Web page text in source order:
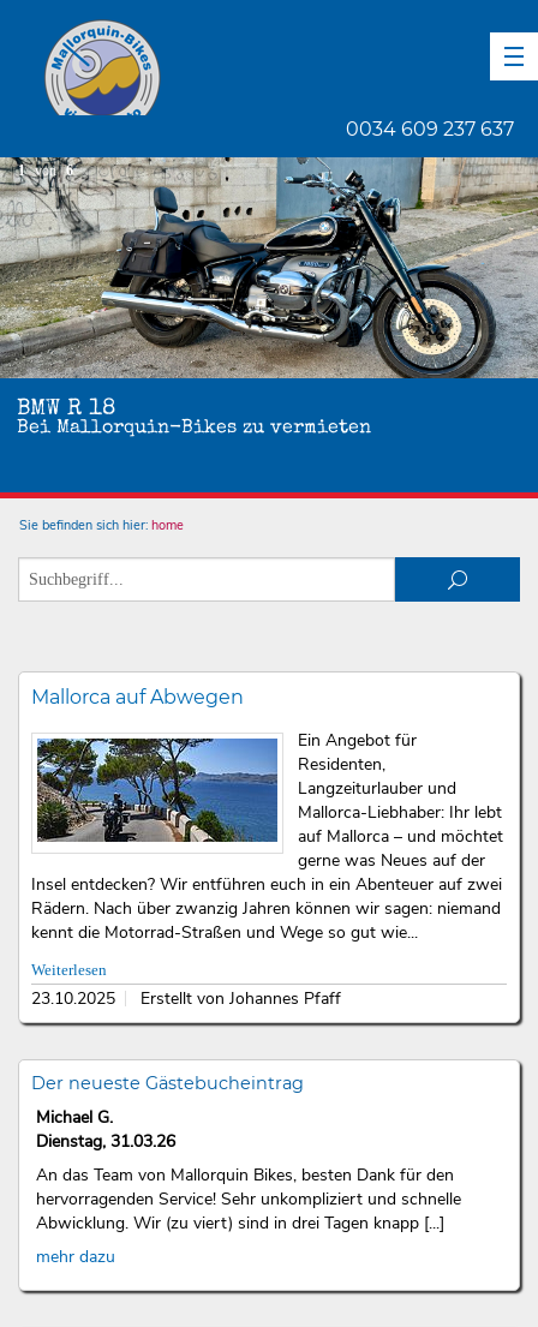
0034 609 237 637
BMW R 18
Bei Mallorquin-Bikes zu vermieten
1 von 6
Sie befinden sich hier: home
Mallorca auf Abwegen
Ein Angebot für
Residenten,
Langzeiturlauber und
Mallorca-Liebhaber: Ihr lebt
auf Mallorca – und möchtet
gerne was Neues auf der
Insel entdecken? Wir entführen euch in ein Abenteuer auf zwei
Rädern. Nach über zwanzig Jahren können wir sagen: niemand
kennt die Motorrad-Straßen und Wege so gut wie...
Weiterlesen
23.10.2025 Erstellt von Johannes Pfaff
Der neueste Gästebucheintrag
Michael G.
Dienstag, 31.03.26
An das Team von Mallorquin Bikes, besten Dank für den
hervorragenden Service! Sehr unkompliziert und schnelle
Abwicklung. Wir (zu viert) sind in drei Tagen knapp [...]
mehr dazu